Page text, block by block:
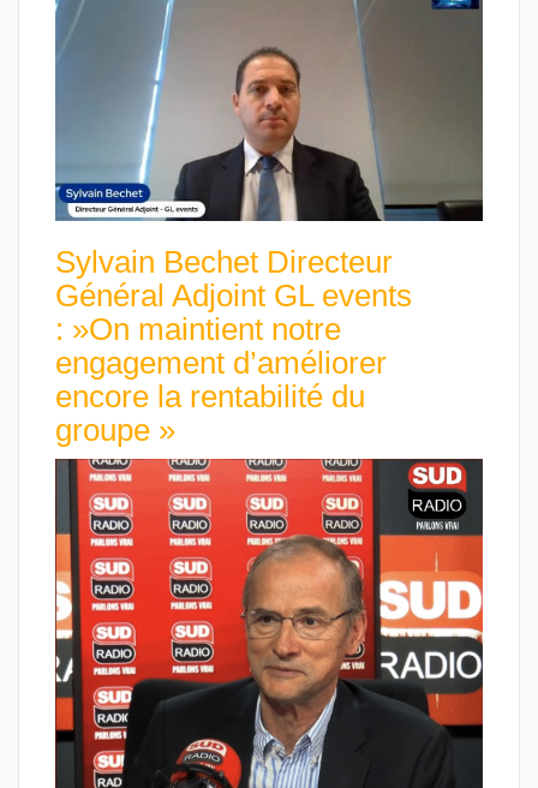
Sylvain Bechet Directeur
Général Adjoint GL events
: »On maintient notre
engagement d’améliorer
encore la rentabilité du
groupe »